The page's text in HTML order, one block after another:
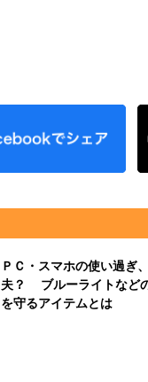
ＰＣ・スマホの使い過ぎ
夫？ ブルーライトなど
を守るアイテムとは